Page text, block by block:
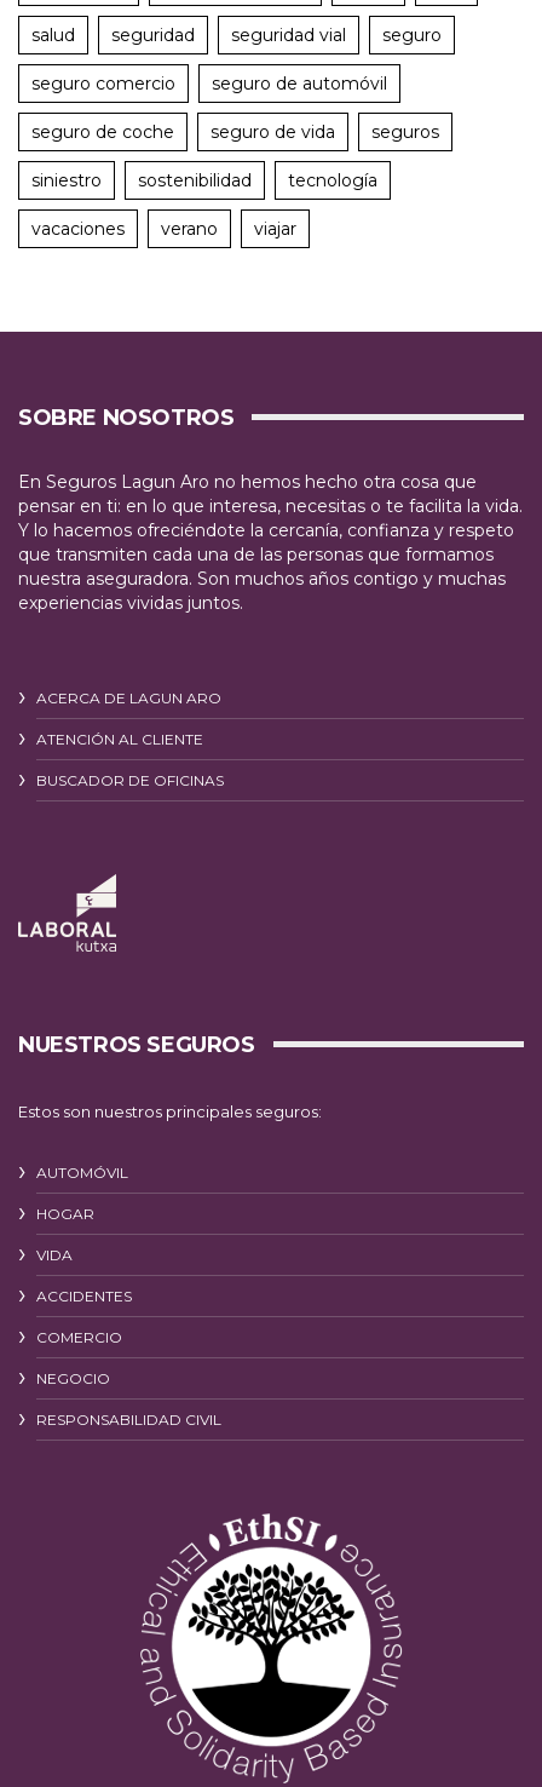
salud seguridad seguridad vial seguro
seguro comercio seguro de automóvil
seguro de coche seguro de vida seguros
siniestro sostenibilidad tecnología
vacaciones verano viajar
SOBRE NOSOTROS
En Seguros Lagun Aro no hemos hecho otra cosa que
pensar en ti: en lo que interesa, necesitas o te facilita la vida.
Y lo hacemos ofreciéndote la cercanía, confianza y respeto
que transmiten cada una de las personas que formamos
nuestra aseguradora. Son muchos años contigo y muchas
experiencias vividas juntos.
ACERCA DE LAGUN ARO
ATENCIÓN AL CLIENTE
BUSCADOR DE OFICINAS
NUESTROS SEGUROS
Estos son nuestros principales seguros:
AUTOMÓVIL
HOGAR
VIDA
ACCIDENTES
COMERCIO
NEGOCIO
RESPONSABILIDAD CIVIL